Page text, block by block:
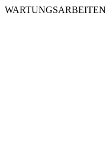
WARTUNGSARBEITEN